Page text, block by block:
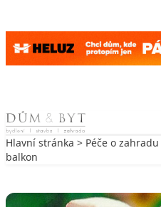
Skip to content
Hlavní stránka > Péče o zahradu
balkon